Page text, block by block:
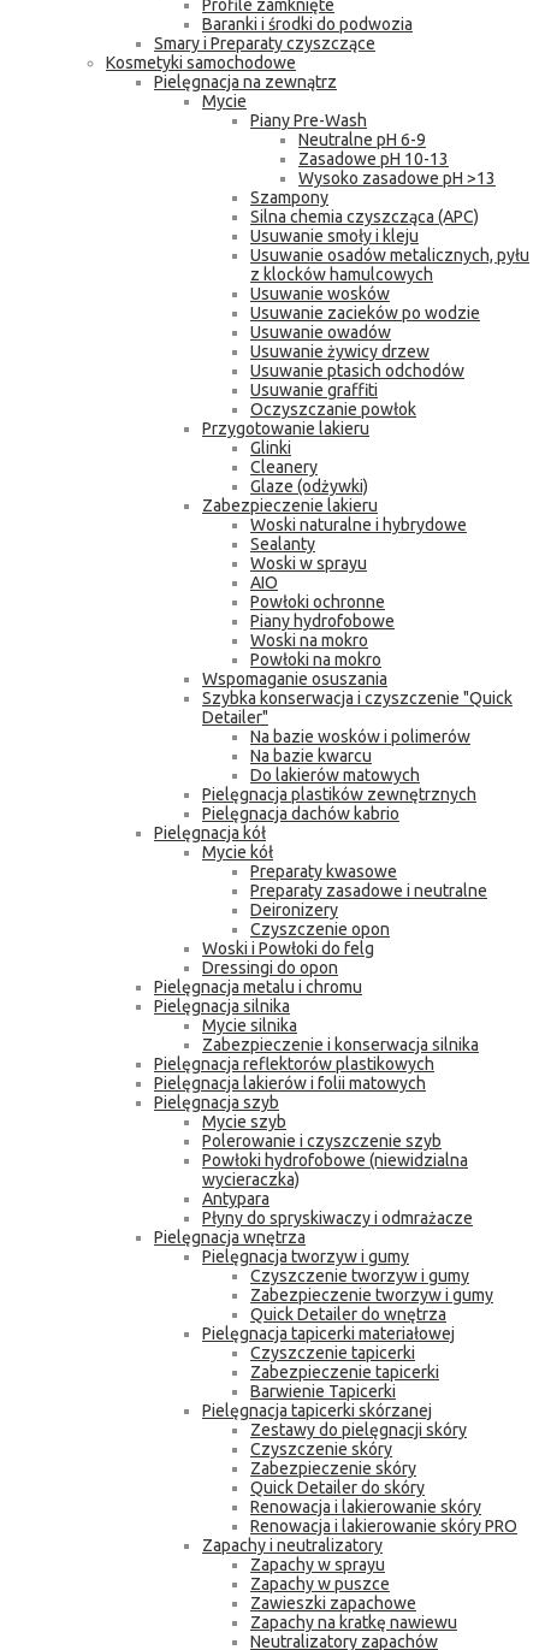
Profile zamknięte
Baranki i środki do podwozia
Smary i Preparaty czyszczące
Kosmetyki samochodowe
Pielęgnacja na zewnątrz
Mycie
Piany Pre-Wash
Neutralne pH 6-9
Zasadowe pH 10-13
Wysoko zasadowe pH >13
Szampony
Silna chemia czyszcząca (APC)
Usuwanie smoły i kleju
Usuwanie osadów metalicznych, pyłu
z klocków hamulcowych
Usuwanie wosków
Usuwanie zacieków po wodzie
Usuwanie owadów
Usuwanie żywicy drzew
Usuwanie ptasich odchodów
Usuwanie graffiti
Oczyszczanie powłok
Przygotowanie lakieru
Glinki
Cleanery
Glaze (odżywki)
Zabezpieczenie lakieru
Woski naturalne i hybrydowe
Sealanty
Woski w sprayu
AIO
Powłoki ochronne
Piany hydrofobowe
Woski na mokro
Powłoki na mokro
Wspomaganie osuszania
Szybka konserwacja i czyszczenie "Quick
Detailer"
Na bazie wosków i polimerów
Na bazie kwarcu
Do lakierów matowych
Pielęgnacja plastików zewnętrznych
Pielęgnacja dachów kabrio
Pielęgnacja kół
Mycie kół
Preparaty kwasowe
Preparaty zasadowe i neutralne
Deironizery
Czyszczenie opon
Woski i Powłoki do felg
Dressingi do opon
Pielęgnacja metalu i chromu
Pielęgnacja silnika
Mycie silnika
Zabezpieczenie i konserwacja silnika
Pielęgnacja reflektorów plastikowych
Pielęgnacja lakierów i folii matowych
Pielęgnacja szyb
Mycie szyb
Polerowanie i czyszczenie szyb
Powłoki hydrofobowe (niewidzialna
wycieraczka)
Antypara
Płyny do spryskiwaczy i odmrażacze
Pielęgnacja wnętrza
Pielęgnacja tworzyw i gumy
Czyszczenie tworzyw i gumy
Zabezpieczenie tworzyw i gumy
Quick Detailer do wnętrza
Pielęgnacja tapicerki materiałowej
Czyszczenie tapicerki
Zabezpieczenie tapicerki
Barwienie Tapicerki
Pielęgnacja tapicerki skórzanej
Zestawy do pielęgnacji skóry
Czyszczenie skóry
Zabezpieczenie skóry
Quick Detailer do skóry
Renowacja i lakierowanie skóry
Renowacja i lakierowanie skóry PRO
Zapachy i neutralizatory
Zapachy w sprayu
Zapachy w puszce
Zawieszki zapachowe
Zapachy na kratkę nawiewu
Neutralizatory zapachów